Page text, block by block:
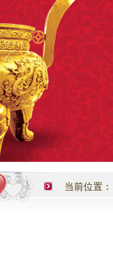
当前位置：